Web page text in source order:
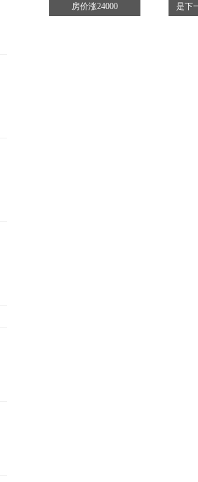
房价涨24000
是下